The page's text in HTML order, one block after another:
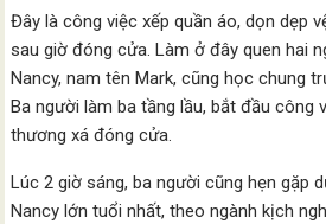
Đây là công việc xếp quần áo, dọn dẹp
sau giờ đóng cửa. Làm ở đây quen hai
Nancy, nam tên Mark, cũng học chung
Ba người làm ba tầng lầu, bắt đầu công
thương xá đóng cửa.
Lúc 2 giờ sáng, ba người cũng hẹn gặp
Nancy lớn tuổi nhất, theo ngành kịch